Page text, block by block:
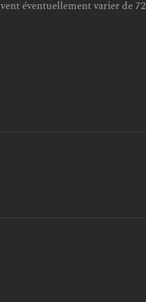
éventuellement varier de 72